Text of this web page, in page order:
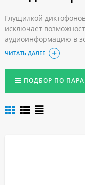
Глущилкой
исключает
аудиоинформацию в
шум, который
дешифровке. Этим
конфиденциальность
безопасность дома и в
Выгодно купить
сайте.
ЧИТАТЬ ДАЛЕЕ
ПОДБОР ПО